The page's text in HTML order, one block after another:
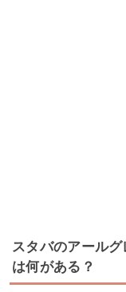
スタバのアール
は何がある？